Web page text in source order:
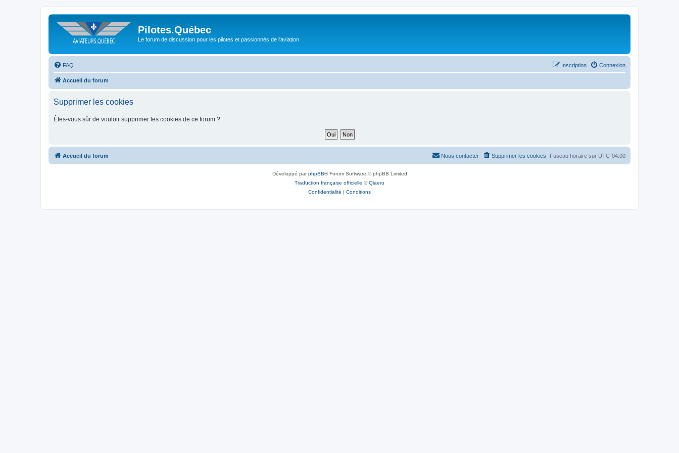
Pilotes.Québec
Le forum de discussion pour les pilotes et passionnés de l'aviation
FAQ Connexion
Inscription
Accueil du forum
Supprimer les cookies
Êtes-vous sûr de vouloir supprimer les cookies de ce forum ?
Accueil du forum Fuseau horaire sur UTC-04:00
Supprimer les cookies
Nous contacter
Développé parphpBB® Forum Software © phpBB Limited
Traduction française officielle ©Qiaeru
Confidentialité | Conditions